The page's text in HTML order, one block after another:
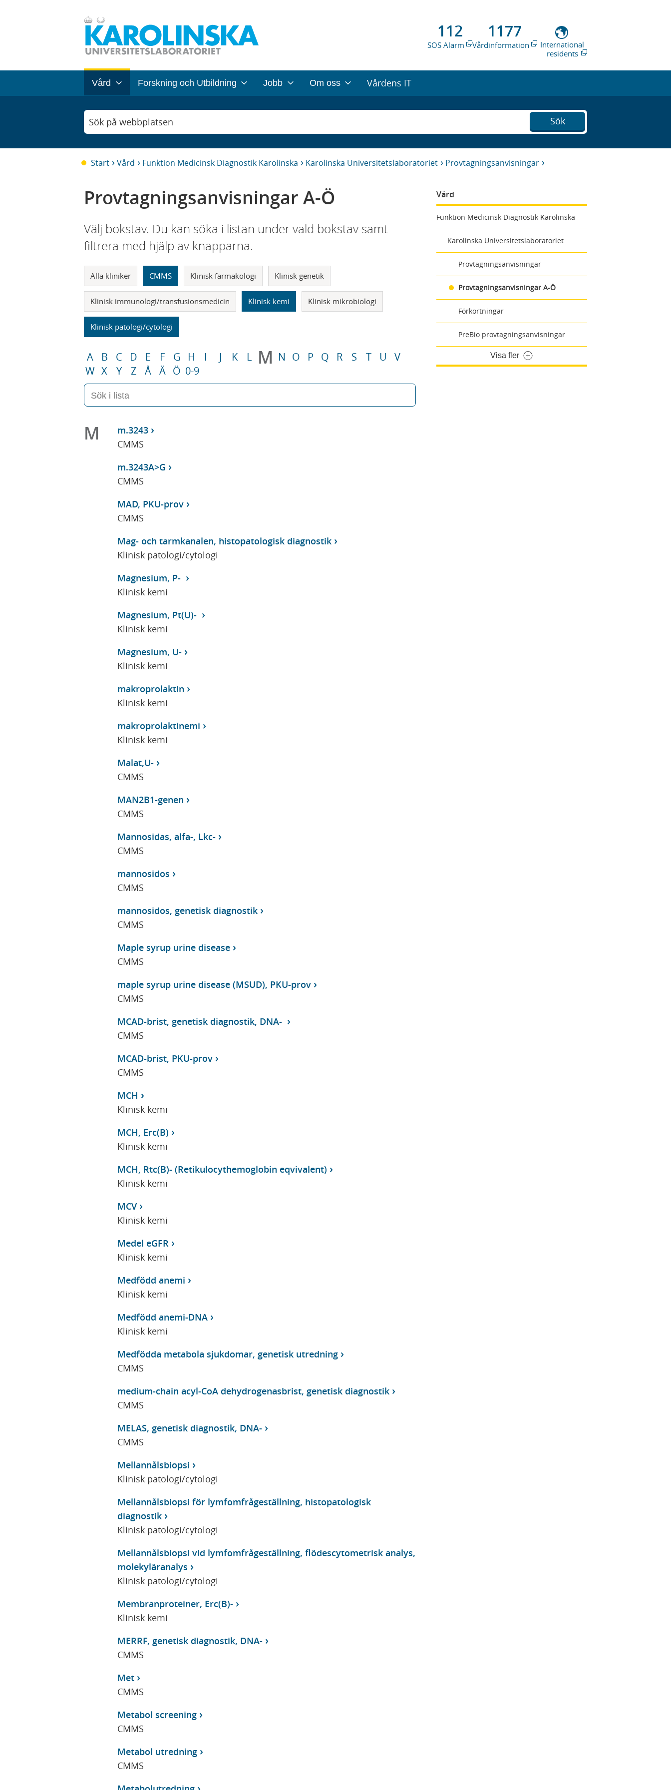
112
SOS Alarm
1177
Vårdinformation
International
residents
Vård Forskning och Utbildning Jobb Om oss Vårdens IT
Sök på webbplatsen Sök
Start Vård Funktion Medicinsk Diagnostik Karolinska Karolinska Universitetslaboratoriet Provtagningsanvisningar
Vård
Funktion Medicinsk Diagnostik Karolinska
Karolinska Universitetslaboratoriet
Provtagningsanvisningar
Provtagningsanvisningar A-Ö
Förkortningar
PreBio provtagningsanvisningar
Visa fler
Provtagningsanvisningar A-Ö
Välj bokstav. Du kan söka i listan under vald bokstav samt
filtrera med hjälp av knapparna.
Alla kliniker CMMS Klinisk farmakologi Klinisk genetik
Klinisk immunologi/transfusionsmedicin Klinisk kemi Klinisk mikrobiologi
Klinisk patologi/cytologi
A B C D E F G H I J K L M N O P Q R S T U
V
W X Y Z Å Ä Ö 0-9
M
m.3243
CMMS
m.3243A>G
CMMS
MAD, PKU-prov
CMMS
Mag- och tarmkanalen, histopatologisk diagnostik
Klinisk patologi/cytologi
Magnesium, P-
Klinisk kemi
Magnesium, Pt(U)-
Klinisk kemi
Magnesium, U-
Klinisk kemi
makroprolaktin
Klinisk kemi
makroprolaktinemi
Klinisk kemi
Malat,U-
CMMS
MAN2B1-genen
CMMS
Mannosidas, alfa-, Lkc-
CMMS
mannosidos
CMMS
mannosidos, genetisk diagnostik
CMMS
Maple syrup urine disease
CMMS
maple syrup urine disease (MSUD), PKU-prov
CMMS
MCAD-brist, genetisk diagnostik, DNA-
CMMS
MCAD-brist, PKU-prov
CMMS
MCH
Klinisk kemi
MCH, Erc(B)
Klinisk kemi
MCH, Rtc(B)- (Retikulocythemoglobin eqvivalent)
Klinisk kemi
MCV
Klinisk kemi
Medel eGFR
Klinisk kemi
Medfödd anemi
Klinisk kemi
Medfödd anemi-DNA
Klinisk kemi
Medfödda metabola sjukdomar, genetisk utredning
CMMS
medium-chain acyl-CoA dehydrogenasbrist, genetisk diagnostik
CMMS
MELAS, genetisk diagnostik, DNA-
CMMS
Mellannålsbiopsi
Klinisk patologi/cytologi
Mellannålsbiopsi för lymfomfrågeställning, histopatologisk
diagnostik
Klinisk patologi/cytologi
Mellannålsbiopsi vid lymfomfrågeställning, flödescytometrisk analys,
molekyläranalys
Klinisk patologi/cytologi
Membranproteiner, Erc(B)-
Klinisk kemi
MERRF, genetisk diagnostik, DNA-
CMMS
Met
CMMS
Metabol screening
CMMS
Metabol utredning
CMMS